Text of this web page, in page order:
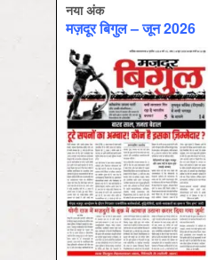
नया अंक
मज़दूर बिगुल – जून 2026